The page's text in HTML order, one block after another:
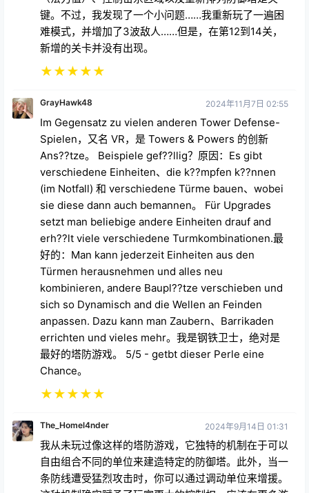
★ ★★★★
GrayHawk48
Spielen，又名 VR，是 Towers & Powers 的创新
verschiedene Einheiten、die k??mpfen k??nnen
(im Notfall) 和 verschiedene Türme bauen、wobei
sie diese dann auch bemannen。 Für Upgrades
setzt man beliebige andere Einheiten drauf and
erh??lt viele verschiedene Turmkombinationen.最
好的：Man kann jederzeit Einheiten aus den
Türmen herausnehmen und alles neu
kombinieren, andere Baupl??tze verschieben und
sich so Dynamisch and die Wellen an Feinden
anpassen. Dazu kann man Zaubern、Barrikaden
errichten und vieles mehr。我是钢铁卫士，绝对是
最好的塔防游戏。 5/5 - getbt dieser Perle eine
Chance。
★★★★★
The_Homel4nder
自由组合不同的单位来建造特定的防御塔。此外，当一
这种机制确实赋予了玩家更大的控制权，应该在更多游
戏中推广。很高兴我玩了这款游戏，期待它的续作。
★★★★★